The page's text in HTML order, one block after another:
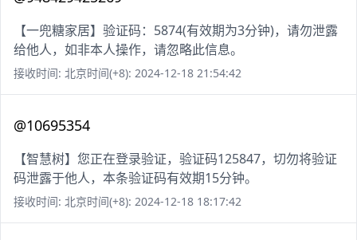
【一兜糖家居】验证码：5874(有效期为3分钟)，请勿泄露
给他人，如非本人操作，请忽略此信息。
接收时间: 北京时间(+8): 2024-12-18 21:54:42
@10695354
【智慧树】您正在登录验证，验证码125847，切勿将验证
码泄露于他人，本条验证码有效期15分钟。
接收时间: 北京时间(+8): 2024-12-18 18:17:42